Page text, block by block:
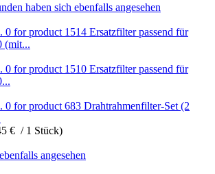
haben sich ebenfalls angesehen
Ersatzfilter passend für
(mit...
Ersatzfilter passend für
Drahtrahmenfilter-Set (2
€ / 1 Stück)
angesehen